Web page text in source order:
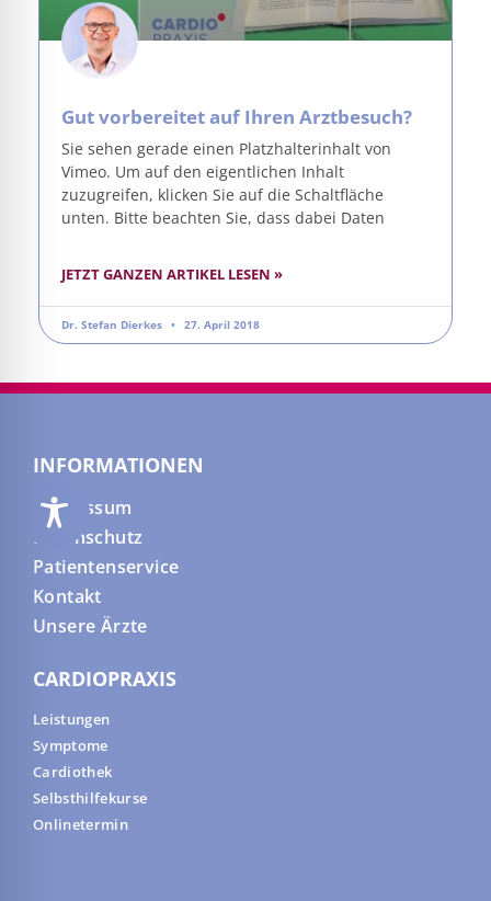
Gut vorbereitet auf Ihren Arztbesuch?
Sie sehen gerade einen Platzhalterinhalt von
Vimeo. Um auf den eigentlichen Inhalt
zuzugreifen, klicken Sie auf die Schaltfläche
unten. Bitte beachten Sie, dass dabei Daten
JETZT GANZEN ARTIKEL LESEN »
Dr. Stefan Dierkes 27. April 2018
INFORMATIONEN
Impressum
Datenschutz
Patientenservice
Kontakt
Unsere Ärzte
CARDIOPRAXIS
Leistungen
Symptome
Cardiothek
Selbsthilfekurse
Onlinetermin